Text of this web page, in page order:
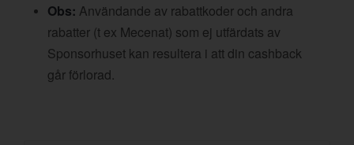
Obs: Användande av rabattkoder och andra
rabatter (t ex Mecenat) som ej utfärdats av
Sponsorhuset kan resultera i att din cashback
går förlorad.